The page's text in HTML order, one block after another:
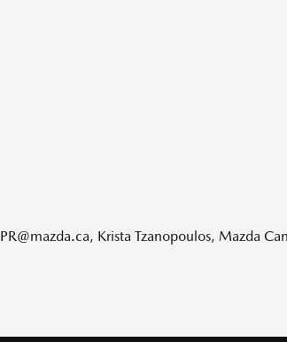
Krista Tzanopoulos, Mazda